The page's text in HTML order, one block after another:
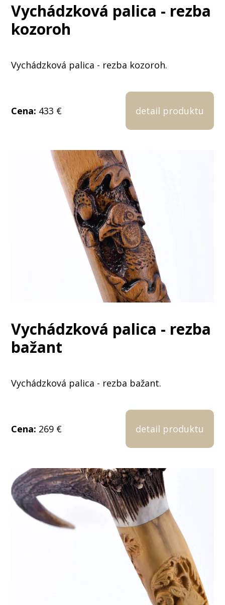
Vychádzková palica - rezba
kozoroh
Vychádzková palica - rezba kozoroh.
Cena: 433 € detail produktu
Vychádzková palica - rezba
bažant
Vychádzková palica - rezba bažant.
Cena: 269 € detail produktu